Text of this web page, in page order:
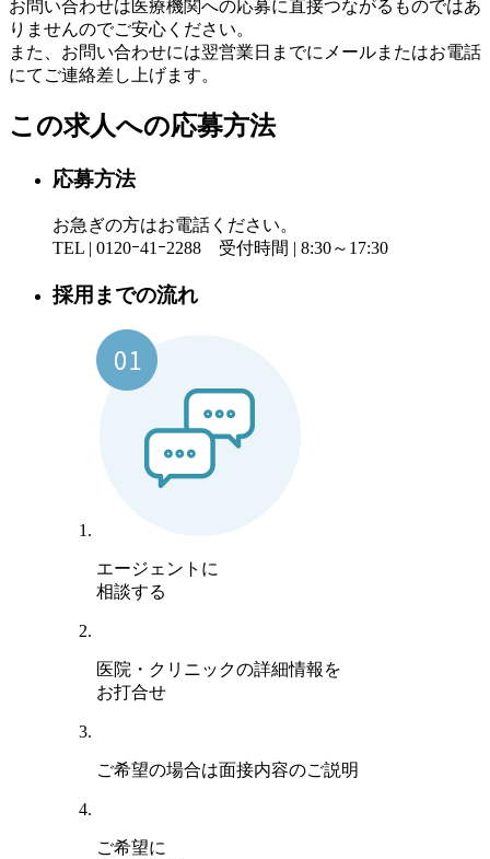
お問い合わせは医療機関への応募に直接つながるものではあ
りませんのでご安心ください。
また、お問い合わせには翌営業日までにメールまたはお電話
にてご連絡差し上げます。
この求人への応募方法
応募方法
お急ぎの方はお電話ください。
TEL | 0120ｰ41ｰ2288 受付時間 | 8:30～17:30
採用までの流れ
エージェントに
相談する
医院・クリニックの詳細情報を
お打合せ
ご希望の場合は面接内容のご説明
ご希望に